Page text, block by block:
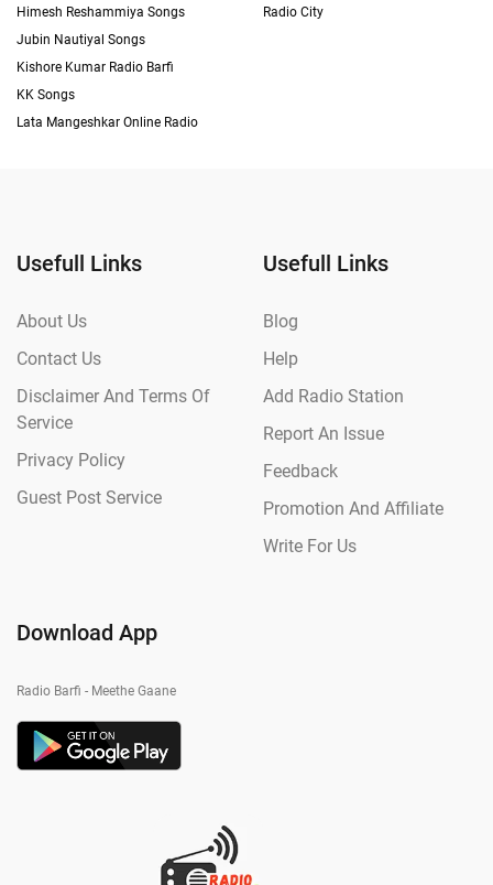
Himesh Reshammiya Songs
Jubin Nautiyal Songs
Kishore Kumar Radio Barfi
KK Songs
Lata Mangeshkar Online Radio
Radio City
Usefull Links
About Us
Contact Us
Disclaimer And Terms Of
Service
Privacy Policy
Guest Post Service
Usefull Links
Blog
Help
Add Radio Station
Report An Issue
Feedback
Promotion And Affiliate
Write For Us
Download App
Radio Barfi - Meethe Gaane